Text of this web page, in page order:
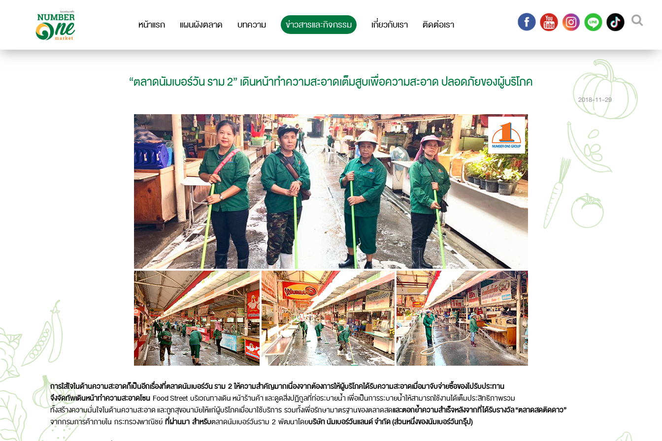
หน้าแรก แผนผังตลาด บทความ ข่าวสารและกิจกรรม เกี่ยวกับเรา ติดต่อเรา
“ตลาดนัมเบอร์วัน ราม 2” เดินหน้าทำความสะอาดเต็มสูบเพื่อความสะอาด ปลอดภัยของผู้บริโภค
2018-11-29
การใส่ใจในด้านความสะอาดก็เป็นอีกเรื่องที่ตลาดนัมเบอร์วัน ราม 2ให้ความสำคัญมากเนื่องจากต้องการให้ผู้บริโภคได้รับความสะอาดเมื่อมาจับจ่ายซื้อของไปรับประทาน
จึงจัดทัพเดินหน้าทำความสะอาดโซน Food Street บริเวณทางเดิน หน้าร้านค้า และดูดสิ่งปฏิกูลที่ท่อระบายน้ำ เพื่อเป็นการระบายน้ำให้สามารถใช้งานได้เต็มประสิทธิภาพรวม
ทั้งสร้างความมั่นใจในด้านความสะอาด และถูกสุขอนามัยให้แก่ผู้บริโภคเมื่อมาใช้บริการ รวมทั้งเพื่อรักษามาตรฐานของตลาดสดและตอกย้ำความสำเร็จหลังจากที่ได้รับรางวัล“ตลาดสดติดดาว”
จากกรมการค้าภายใน กระทรวงพาณิชย์ ที่ผ่านมา สำหรับตลาดนัมเบอร์วันราม 2 พัฒนาโดยบริษัท นัมเบอร์วันแลนด์ จำกัด (ส่วนหนึ่งของนัมเบอร์วันกรุ๊ป)